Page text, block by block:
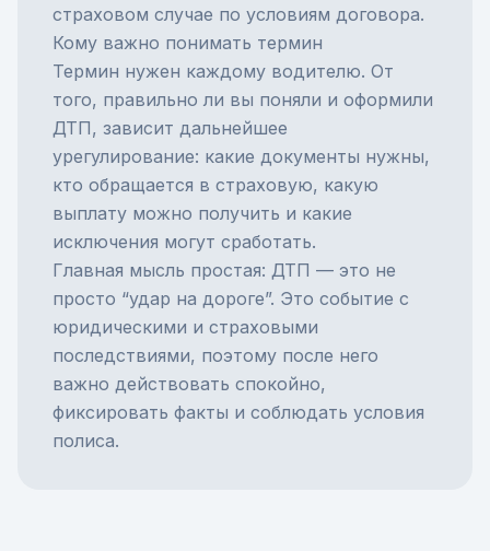
страховом случае по условиям договора.
Кому важно понимать термин
Термин нужен каждому водителю. От
того, правильно ли вы поняли и оформили
ДТП, зависит дальнейшее
урегулирование: какие документы нужны,
кто обращается в страховую, какую
выплату можно получить и какие
исключения могут сработать.
Главная мысль простая: ДТП — это не
просто “удар на дороге”. Это событие с
юридическими и страховыми
последствиями, поэтому после него
важно действовать спокойно,
фиксировать факты и соблюдать условия
полиса.